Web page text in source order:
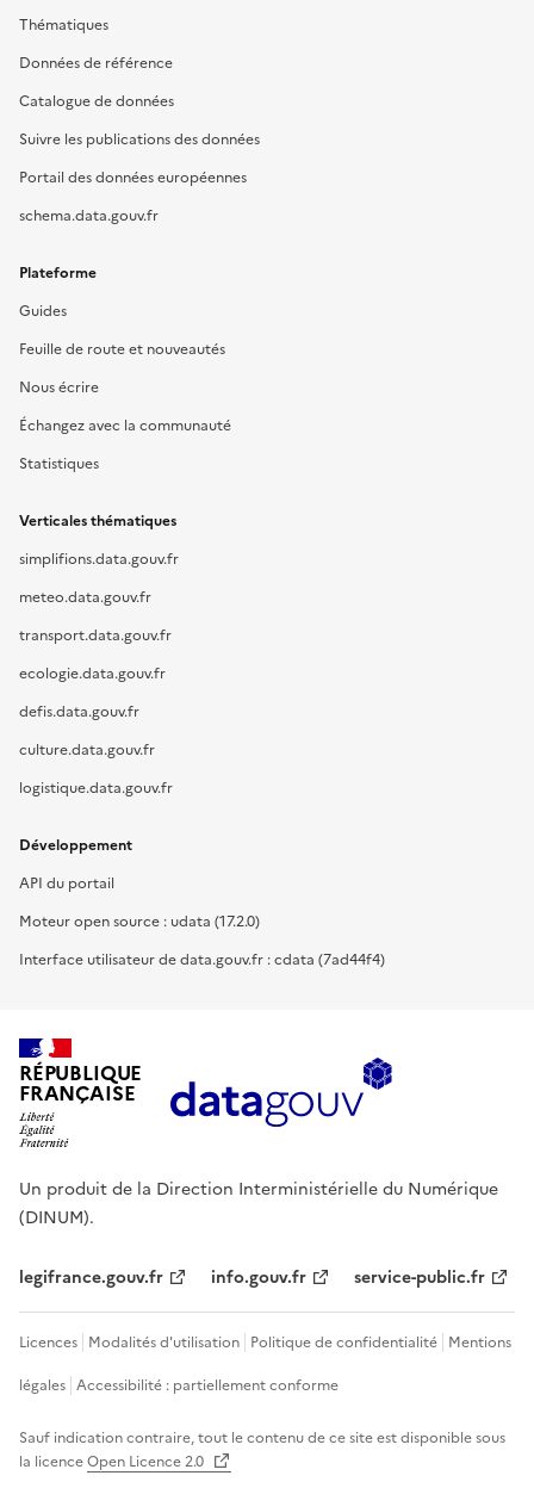
Thématiques
Données de référence
Catalogue de données
Suivre les publications des données
Portail des données européennes
schema.data.gouv.fr
Plateforme
Guides
Feuille de route et nouveautés
Nous écrire
Échangez avec la communauté
Statistiques
Verticales thématiques
simplifions.data.gouv.fr
meteo.data.gouv.fr
transport.data.gouv.fr
ecologie.data.gouv.fr
defis.data.gouv.fr
culture.data.gouv.fr
logistique.data.gouv.fr
Développement
API du portail
Moteur open source : udata (17.2.0)
Interface utilisateur de data.gouv.fr : cdata (7ad44f4)
RÉPUBLIQUE
FRANÇAISE
Un produit de la Direction Interministérielle du Numérique
(DINUM).
legifrance.gouv.fr info.gouv.fr service-public.fr
Licences Modalités d'utilisation Politique de confidentialité Mentions
légales Accessibilité : partiellement conforme
Sauf indication contraire, tout le contenu de ce site est disponible sous
la licenceOpen Licence 2.0